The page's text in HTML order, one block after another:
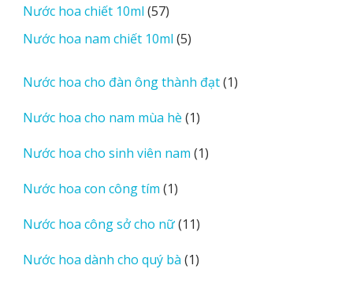
phẩm
Nước hoa chiết 10ml 5757
sản
phẩm
Nước hoa nam chiết 10ml 55
phẩm
Nước hoa cho đàn ông thành đạt 11
Nước hoa cho nam mùa hè 11
phẩm
Nước hoa cho sinh viên nam 11
Nước hoa con công tím 11
phẩm
Nước hoa công sở cho nữ 1111
phẩm
Nước hoa dành cho quý bà 11